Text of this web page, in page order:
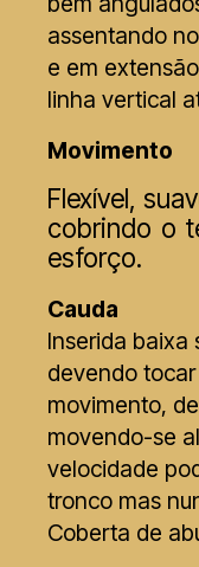
assentando
e em
linha vertical
Movimento
Flexível,
cobrindo o
esforço.
Cauda
Inserida baixa
devendo tocar
movimento,
movendo-se
velocidade
tronco mas
Coberta de